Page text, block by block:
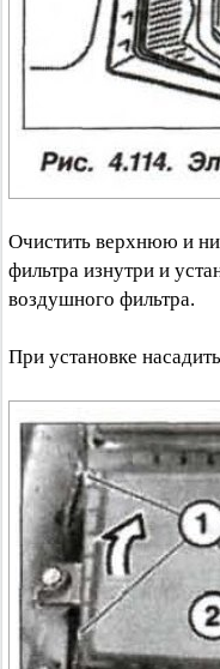
Очистить верхнюю и
фильтра изнутри и
воздушного фильтра.
При установке